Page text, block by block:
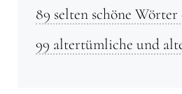
89 selten schöne
99 altertümliche und